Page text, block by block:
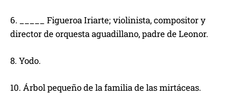
6. _____ Figueroa Iriarte; violinista, compositor y
director de orquesta aguadillano, padre de Leonor.
8. Yodo.
10. Árbol pequeño de la familia de las mirtáceas.